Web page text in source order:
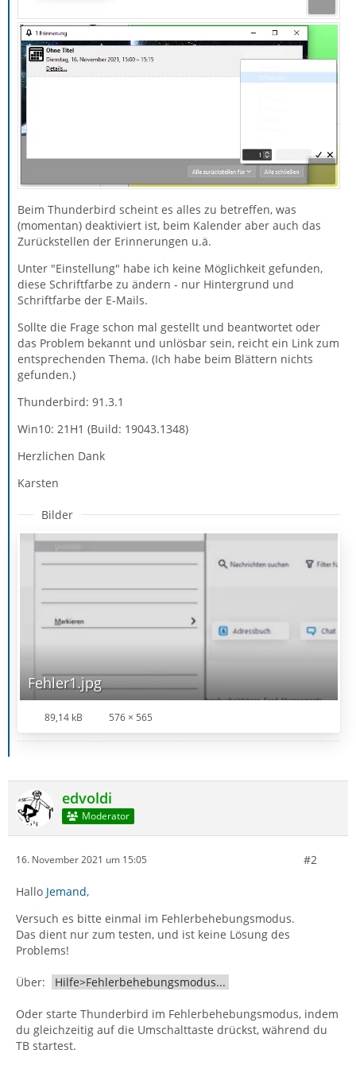
Beim Thunderbird scheint es alles zu betreffen, was
(momentan) deaktiviert ist, beim Kalender aber auch das
Zurückstellen der Erinnerungen u.ä.
Unter "Einstellung" habe ich keine Möglichkeit gefunden,
diese Schriftfarbe zu ändern - nur Hintergrund und
Schriftfarbe der E-Mails.
Sollte die Frage schon mal gestellt und beantwortet oder
das Problem bekannt und unlösbar sein, reicht ein Link zum
entsprechenden Thema. (Ich habe beim Blättern nichts
gefunden.)
Thunderbird: 91.3.1
Win10: 21H1 (Build: 19043.1348)
Herzlichen Dank
Karsten
Bilder
Fehler1.jpg
89,14 kB 576 × 565
edvoldi
Moderator
16. November 2021 um 15:05 #2
Hallo Jemand,
Versuch es bitte einmal im Fehlerbehebungsmodus.
Das dient nur zum testen, und ist keine Lösung des
Problems!
Über: Hilfe>Fehlerbehebungsmodus...
Oder starte Thunderbird im Fehlerbehebungsmodus, indem
du gleichzeitig auf die Umschalttaste drückst, während du
TB startest.